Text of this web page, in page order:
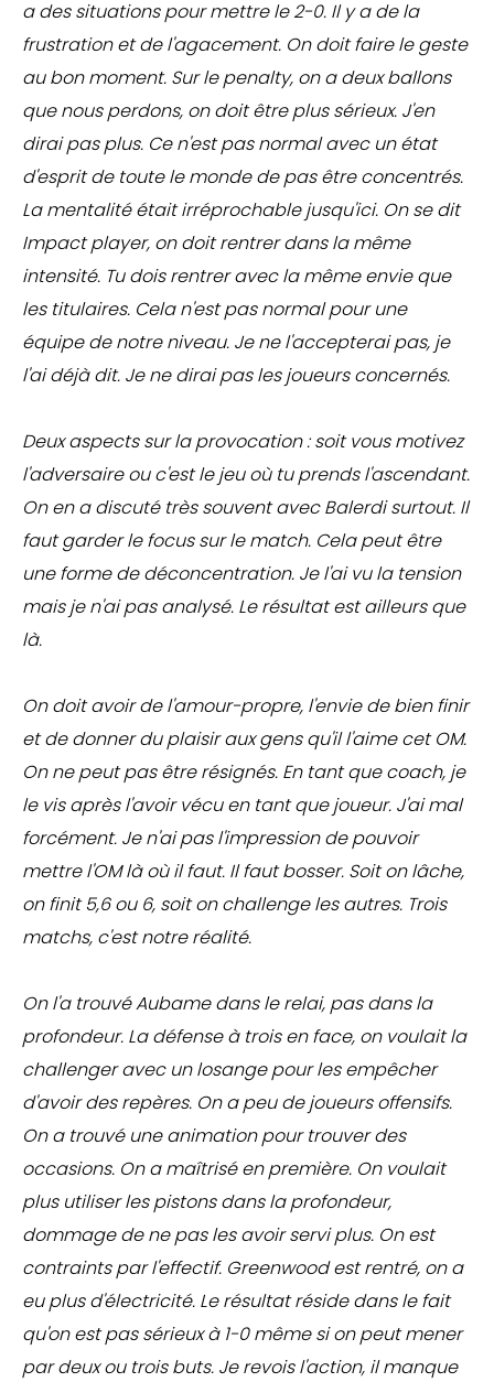
a des situations pour mettre le 2-0. Il y a de la
frustration et de l'agacement. On doit faire le geste
au bon moment. Sur le penalty, on a deux ballons
que nous perdons, on doit être plus sérieux. J'en
dirai pas plus. Ce n'est pas normal avec un état
d'esprit de toute le monde de pas être concentrés.
La mentalité était irréprochable jusqu'ici. On se dit
Impact player, on doit rentrer dans la même
intensité. Tu dois rentrer avec la même envie que
les titulaires. Cela n'est pas normal pour une
équipe de notre niveau. Je ne l'accepterai pas, je
l'ai déjà dit. Je ne dirai pas les joueurs concernés.
Deux aspects sur la provocation : soit vous motivez
l'adversaire ou c'est le jeu où tu prends l'ascendant.
On en a discuté très souvent avec Balerdi surtout. Il
faut garder le focus sur le match. Cela peut être
une forme de déconcentration. Je l'ai vu la tension
mais je n'ai pas analysé. Le résultat est ailleurs que
là.
On doit avoir de l'amour-propre, l'envie de bien finir
et de donner du plaisir aux gens qu'il l'aime cet OM.
On ne peut pas être résignés. En tant que coach, je
le vis après l'avoir vécu en tant que joueur. J'ai mal
forcément. Je n'ai pas l'impression de pouvoir
mettre l'OM là où il faut. Il faut bosser. Soit on lâche,
on finit 5,6 ou 6, soit on challenge les autres. Trois
matchs, c'est notre réalité.
On l'a trouvé Aubame dans le relai, pas dans la
profondeur. La défense à trois en face, on voulait la
challenger avec un losange pour les empêcher
d'avoir des repères. On a peu de joueurs offensifs.
On a trouvé une animation pour trouver des
occasions. On a maîtrisé en première. On voulait
plus utiliser les pistons dans la profondeur,
dommage de ne pas les avoir servi plus. On est
contraints par l'effectif. Greenwood est rentré, on a
eu plus d'électricité. Le résultat réside dans le fait
qu'on est pas sérieux à 1-0 même si on peut mener
par deux ou trois buts. Je revois l'action, il manque